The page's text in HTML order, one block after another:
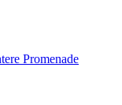
Promenade